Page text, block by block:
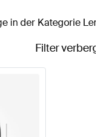
in der Kategorie
Filter